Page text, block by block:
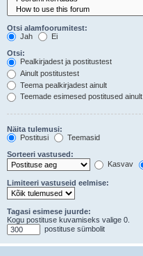
Otsi alamfoorumitest:
Jah
Ei
Otsi:
Pealkirjadest ja postitustest
Ainult postitustest
Teema pealkirjadest ainult
Teemade esimesed postitused ainult
Näita tulemusi:
Postitusi
Teemasid
Sorteeri vastused:
Kasvav
Limiteeri vastuseid eelmise:
Tagasi esimese juurde:
Kogu postituse kuvamiseks valige 0.
postituse sümbolit